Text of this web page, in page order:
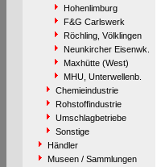
Hohenlimburg
F&G Carlswerk
Röchling, Völklingen
Neunkircher Eisenwk.
Maxhütte (West)
MHU, Unterwellenb.
Chemieindustrie
Rohstoffindustrie
Umschlagbetriebe
Sonstige
Händler
Museen / Sammlungen